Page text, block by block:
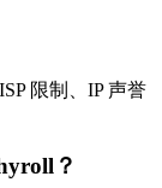
限制、IP 声誉
？